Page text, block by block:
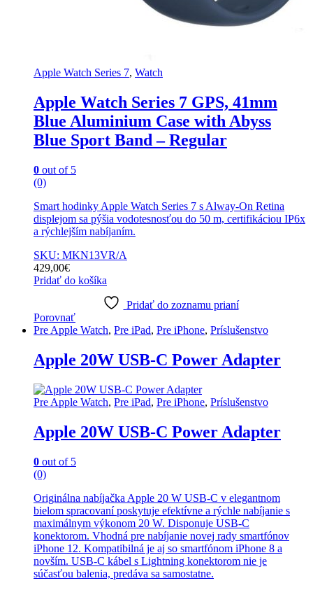
Apple Watch Series 7, Watch
Apple Watch Series 7 GPS, 41mm
Blue Aluminium Case with Abyss
Blue Sport Band – Regular
0 out of 5
(0)
Smart hodinky Apple Watch Series 7 s Alway-On Retina
displejom sa pýšia vodotesnosťou do 50 m, certifikáciou IP6x
a rýchlejším nabíjaním.
SKU: MKN13VR/A
429,00€
Pridať do košíka
Pridať do zoznamu prianí
Porovnať
Pre Apple Watch, Pre iPad, Pre iPhone, Príslušenstvo
Apple 20W USB-C Power Adapter
Pre Apple Watch, Pre iPad, Pre iPhone, Príslušenstvo
Apple 20W USB-C Power Adapter
0 out of 5
(0)
Originálna nabíjačka Apple 20 W USB-C v elegantnom
bielom spracovaní poskytuje efektívne a rýchle nabíjanie s
maximálnym výkonom 20 W. Disponuje USB-C
konektorom. Vhodná pre nabíjanie novej rady smartfónov
iPhone 12. Kompatibilná je aj so smartfónom iPhone 8 a
novším. USB-C kábel s Lightning konektorom nie je
súčasťou balenia, predáva sa samostatne.